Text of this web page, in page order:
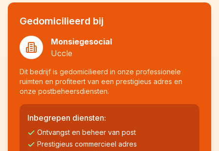
Gedomicilieerd bij
Monsiegesocial
Uccle
Dit bedrijf is gedomicilieerd in onze professionele
ruimten en profiteert van een prestigieus adres en
onze postbeheersdiensten.
Inbegrepen diensten:
Ontvangst en beheer van post
Prestigieus commercieel adres